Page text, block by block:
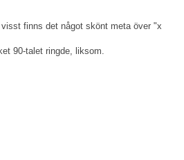
finns det något skönt meta över "x
90-talet ringde, liksom.